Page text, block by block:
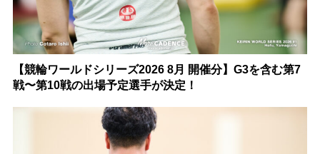
【競輪ワールドシリーズ2026 8月 開催分】G3を含む第7
戦〜第10戦の出場予定選手が決定！